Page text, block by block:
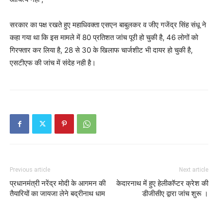
सरकार का पक्ष रखते हुए महाधिवक्ता एसएन बाबुलकर व जीए गजेंद्र सिंह संधू ने
कहा गया था कि इस मामले में 80 प्रतिशत जांच पूरी हो चुकी है, 46 लोगों को
गिरफ्तार कर लिया है, 28 से 30 के खिलाफ चार्जशीट भी दायर हो चुकी है,
एसटीएफ की जांच में संदेह नही है।
Previous article
प्रधानमंत्री नरेंद्र मोदी के आगमन की
तैयारियों का जायजा लेने बद्रीनाथ धाम
Next article
केदारनाथ में हुए हेलीकॉप्टर क्रेश की
डीजीसीए द्वारा जांच शुरू ।